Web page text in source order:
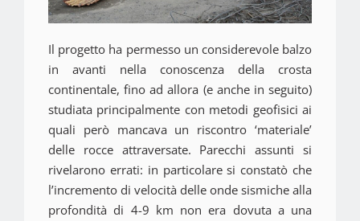
Il progetto ha permesso un considerevole balzo
in avanti nella conoscenza della crosta
continentale, fino ad allora (e anche in seguito)
studiata principalmente con metodi geofisici ai
quali però mancava un riscontro ‘materiale’
delle rocce attraversate. Parecchi assunti si
rivelarono errati: in particolare si constatò che
l’incremento di velocità delle onde sismiche alla
profondità di 4-9 km non era dovuta a una